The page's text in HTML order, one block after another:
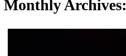
Monthly Archives: